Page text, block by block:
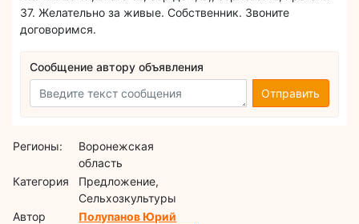
37. Желательно за живые. Собственник. Звоните
договоримся.
Сообщение автору объявления
Отправить
Регионы:
Воронежская
область
Категория
Предложение,
Сельхозкультуры
Автор
Полупанов Юрий